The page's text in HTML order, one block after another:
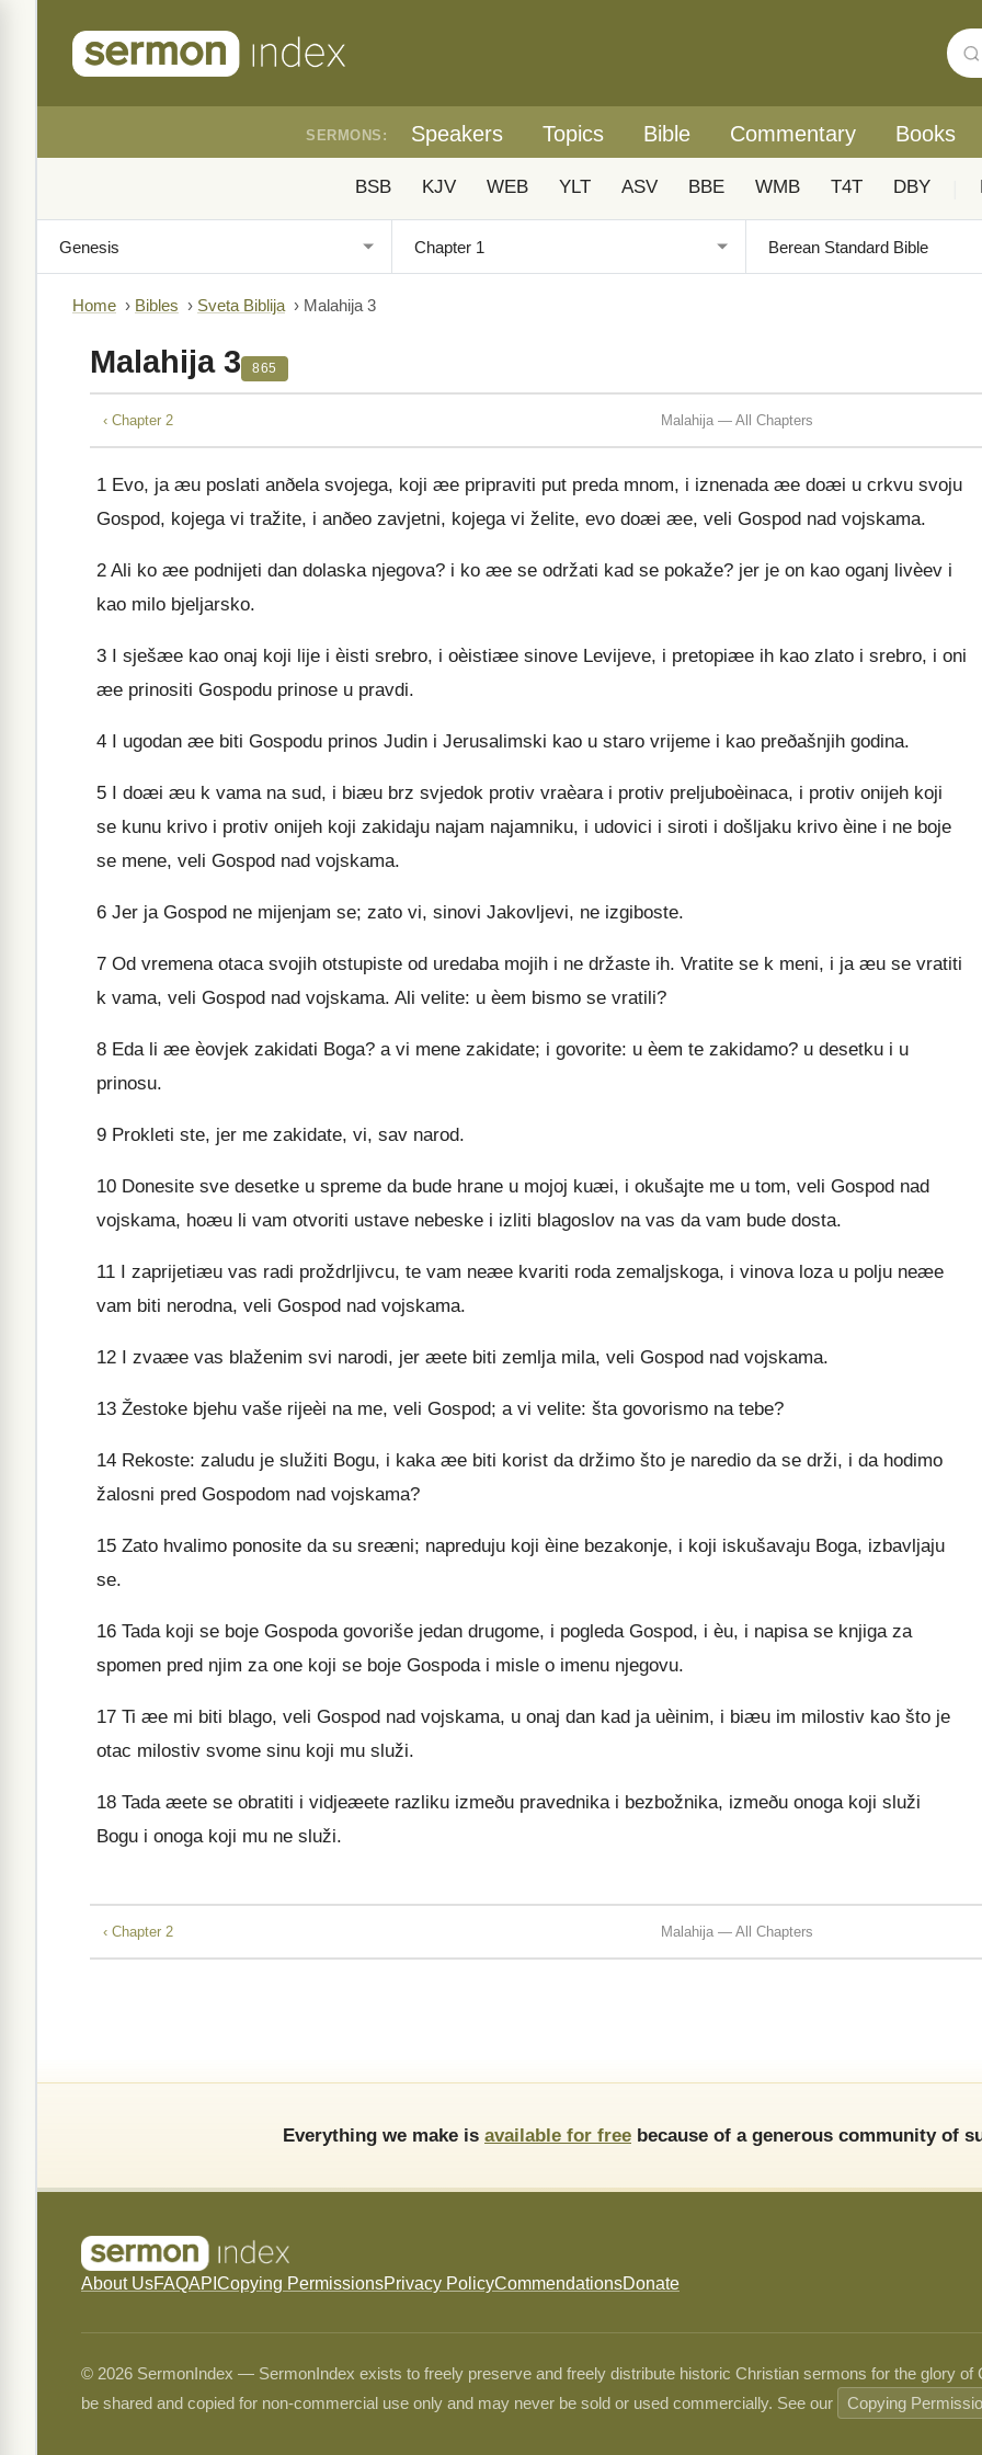
SERMONS: Speakers Topics Bible Commentary Books
BSB KJV WEB YLT ASV BBE WMB T4T DBY
Home › Bibles › Sveta Biblija › Malahija 3
Malahija 3 865
‹ Chapter 2 Malahija — All Chapters
1 Evo, ja æu poslati anðela svojega, koji æe pripraviti put preda mnom, i iznenada æe doæi u crkvu svoju
Gospod, kojega vi tražite, i anðeo zavjetni, kojega vi želite, evo doæi æe, veli Gospod nad vojskama.
2 Ali ko æe podnijeti dan dolaska njegova? i ko æe se održati kad se pokaže? jer je on kao oganj livèev i
kao milo bjeljarsko.
3 I sješæe kao onaj koji lije i èisti srebro, i oèistiæe sinove Levijeve, i pretopiæe ih kao zlato i srebro, i oni
æe prinositi Gospodu prinose u pravdi.
4 I ugodan æe biti Gospodu prinos Judin i Jerusalimski kao u staro vrijeme i kao preðašnjih godina.
5 I doæi æu k vama na sud, i biæu brz svjedok protiv vraèara i protiv preljuboèinaca, i protiv onijeh koji
se kunu krivo i protiv onijeh koji zakidaju najam najamniku, i udovici i siroti i došljaku krivo èine i ne boje
se mene, veli Gospod nad vojskama.
6 Jer ja Gospod ne mijenjam se; zato vi, sinovi Jakovljevi, ne izgiboste.
7 Od vremena otaca svojih otstupiste od uredaba mojih i ne držaste ih. Vratite se k meni, i ja æu se vratiti
k vama, veli Gospod nad vojskama. Ali velite: u èem bismo se vratili?
8 Eda li æe èovjek zakidati Boga? a vi mene zakidate; i govorite: u èem te zakidamo? u desetku i u
prinosu.
9 Prokleti ste, jer me zakidate, vi, sav narod.
10 Donesite sve desetke u spreme da bude hrane u mojoj kuæi, i okušajte me u tom, veli Gospod nad
vojskama, hoæu li vam otvoriti ustave nebeske i izliti blagoslov na vas da vam bude dosta.
11 I zaprijetiæu vas radi proždrljivcu, te vam neæe kvariti roda zemaljskoga, i vinova loza u polju neæe
vam biti nerodna, veli Gospod nad vojskama.
12 I zvaæe vas blaženim svi narodi, jer æete biti zemlja mila, veli Gospod nad vojskama.
13 Žestoke bjehu vaše rijeèi na me, veli Gospod; a vi velite: šta govorismo na tebe?
14 Rekoste: zaludu je služiti Bogu, i kaka æe biti korist da držimo što je naredio da se drži, i da hodimo
žalosni pred Gospodom nad vojskama?
15 Zato hvalimo ponosite da su sreæni; napreduju koji èine bezakonje, i koji iskušavaju Boga, izbavljaju
se.
16 Tada koji se boje Gospoda govoriše jedan drugome, i pogleda Gospod, i èu, i napisa se knjiga za
spomen pred njim za one koji se boje Gospoda i misle o imenu njegovu.
17 Ti æe mi biti blago, veli Gospod nad vojskama, u onaj dan kad ja uèinim, i biæu im milostiv kao što je
otac milostiv svome sinu koji mu služi.
18 Tada æete se obratiti i vidjeæete razliku izmeðu pravednika i bezbožnika, izmeðu onoga koji služi
Bogu i onoga koji mu ne služi.
‹ Chapter 2 Malahija — All Chapters
Everything we make is available for free because of a generous community of
About UsFAQAPI Copying PermissionsPrivacy PolicyCommendationsDonate
© 2026 SermonIndex — SermonIndex exists to freely preserve and freely distribute historic Christian sermons for the glory
be shared and copied for non-commercial use only and may never be sold or used commercially. See our
Copying